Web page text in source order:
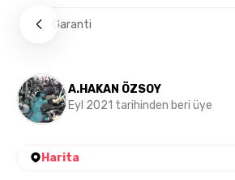
Garanti
A.HAKAN ÖZSOY
Eyl 2021 tarihinden beri üye
Harita